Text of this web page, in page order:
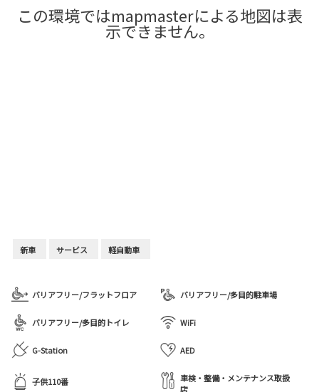
新車 サービス 軽自動車
バリアフリー/フラットフロア バリアフリー/多目的駐車場
バリアフリー/多目的トイレ WiFi
G-Station AED
子供110番
車検・整備・メンテナンス取扱
店
この環境ではmapmasterによる地図は表
示できません。